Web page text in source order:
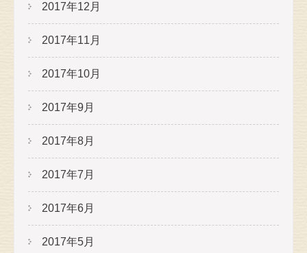
2017年12月
2017年11月
2017年10月
2017年9月
2017年8月
2017年7月
2017年6月
2017年5月